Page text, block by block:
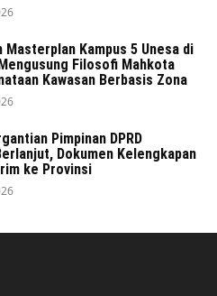
Masterplan Kampus 5 Unesa di
Filosofi Mahkota
Kawasan Berbasis Zona
Pimpinan DPRD
Dokumen Kelengkapan
ke Provinsi